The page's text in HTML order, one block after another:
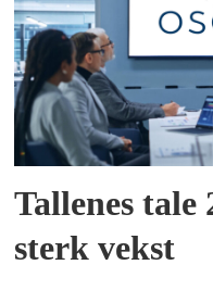
Tallenes tale
sterk vekst